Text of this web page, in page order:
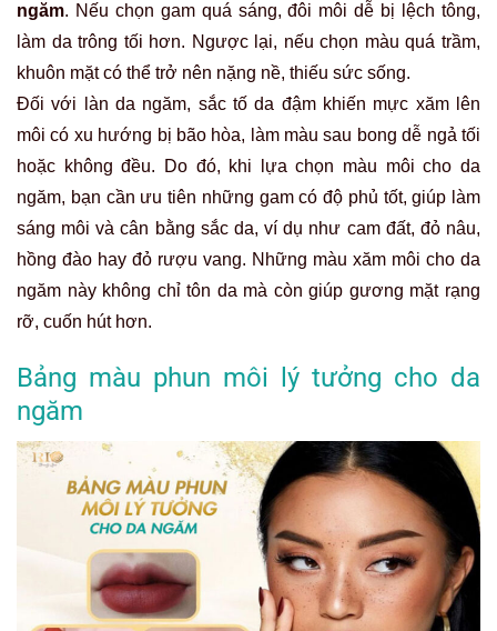
ngăm. Nếu chọn gam quá sáng, đôi môi dễ bị lệch tông,
làm da trông tối hơn. Ngược lại, nếu chọn màu quá trầm,
khuôn mặt có thể trở nên nặng nề, thiếu sức sống.
Đối với làn da ngăm, sắc tố da đậm khiến mực xăm lên
môi có xu hướng bị bão hòa, làm màu sau bong dễ ngả tối
hoặc không đều. Do đó, khi lựa chọn màu môi cho da
ngăm, bạn cần ưu tiên những gam có độ phủ tốt, giúp làm
sáng môi và cân bằng sắc da, ví dụ như cam đất, đỏ nâu,
hồng đào hay đỏ rượu vang. Những màu xăm môi cho da
ngăm này không chỉ tôn da mà còn giúp gương mặt rạng
rỡ, cuốn hút hơn.
Bảng màu phun môi lý tưởng cho da
ngăm